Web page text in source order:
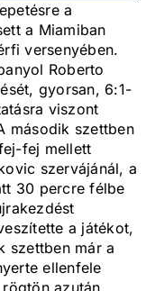
a
a Miamiban
versenyében.
Roberto
gyorsan, 6:1-
viszont
második szettben
fej mellett
szervájánál, a
30 percre félbe
a játékot,
szettben már a
ellenfele